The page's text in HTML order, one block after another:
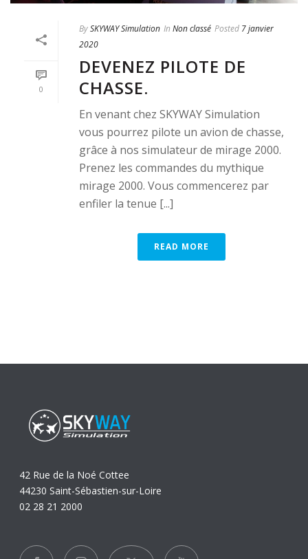
0
BySKYWAY Simulation In Non classé Posted 7 janvier
2020
DEVENEZ PILOTE DE
CHASSE.
En venant chez SKYWAY Simulation
vous pourrez pilote un avion de chasse,
grâce à nos simulateur de mirage 2000.
Prenez les commandes du mythique
mirage 2000. Vous commencerez par
enfiler la tenue [...]
READ MORE
42 Rue de la Noé Cottee
44230 Saint-Sébastien-sur-Loire
02 28 21 2000